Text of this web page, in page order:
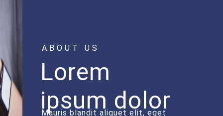
ABOUT US
Lorem
ipsum dolor
Mauris blandit aliquet elit, eget